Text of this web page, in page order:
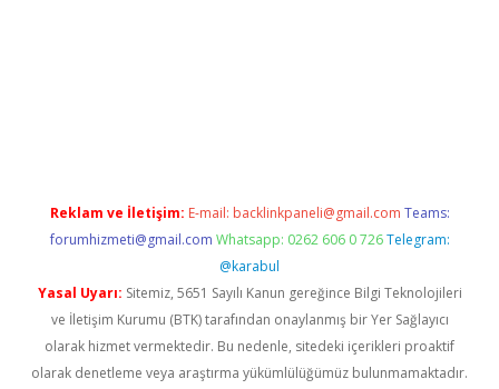
Reklam ve İletişim: E-mail: backlinkpaneli@gmail.com Teams:
forumhizmeti@gmail.com Whatsapp: 0262 606 0 726 Telegram:
@karabul
Yasal Uyarı: Sitemiz, 5651 Sayılı Kanun gereğince Bilgi Teknolojileri
ve İletişim Kurumu (BTK) tarafından onaylanmış bir Yer Sağlayıcı
olarak hizmet vermektedir. Bu nedenle, sitedeki içerikleri proaktif
olarak denetleme veya araştırma yükümlülüğümüz bulunmamaktadır.